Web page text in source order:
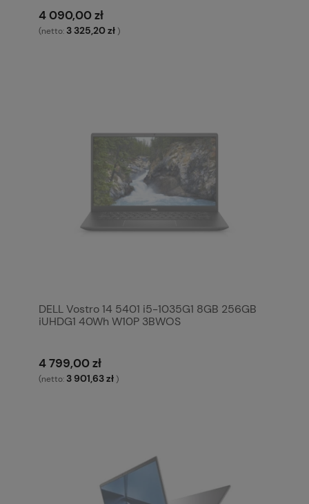
4 090,00 zł
(netto:3 325,20 zł )
DELL Vostro 14 5401 i5-1035G1 8GB 256GB
iUHDG1 40Wh W10P 3BWOS
4 799,00 zł
(netto:3 901,63 zł )